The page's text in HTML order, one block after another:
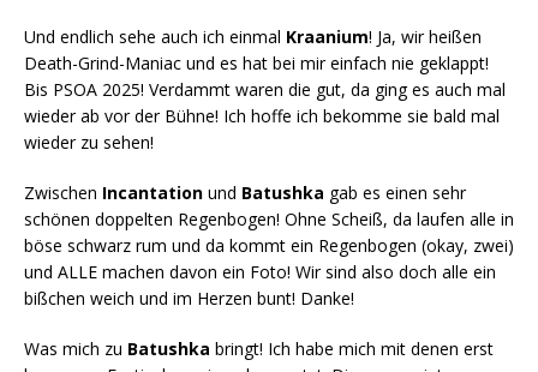
Und endlich sehe auch ich einmal Kraanium! Ja, wir heißen
Death-Grind-Maniac und es hat bei mir einfach nie geklappt!
Bis PSOA 2025! Verdammt waren die gut, da ging es auch mal
wieder ab vor der Bühne! Ich hoffe ich bekomme sie bald mal
wieder zu sehen!
Zwischen Incantation und Batushka gab es einen sehr
schönen doppelten Regenbogen! Ohne Scheiß, da laufen alle in
böse schwarz rum und da kommt ein Regenbogen (okay, zwei)
und ALLE machen davon ein Foto! Wir sind also doch alle ein
bißchen weich und im Herzen bunt! Danke!
Was mich zu Batushka bringt! Ich habe mich mit denen erst